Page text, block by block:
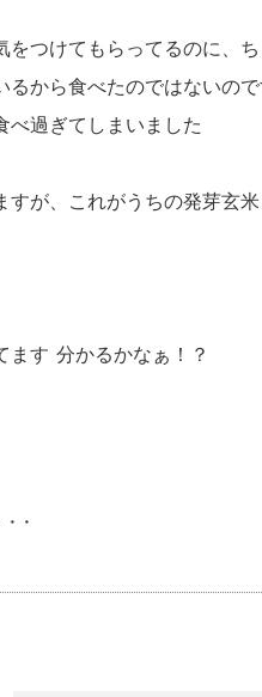
をつけてもらってるのに、
るから食べたのではないの
べ過ぎてしまいました
すが、これがうちの発芽玄米
ます 分かるかなぁ！？
・